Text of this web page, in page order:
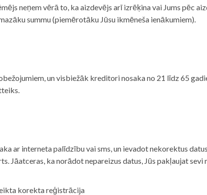
neņem vērā to, ka aizdevējs arī izrēķina vai Jums pēc
summu (piemērotāku Jūsu ikmēneša ienākumiem).
un visbiežāk kreditori nosaka no 21 līdz 65
ar interneta palīdzību vai sms, un ievadot nekorektus
Jāatceras, ka norādot nepareizus datus, Jūs pakļaujat
korekta reģistrācija